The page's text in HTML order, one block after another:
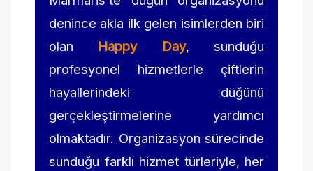
denince akla ilk gelen isimlerden biri
olan Happy Day, sunduğu
profesyonel hizmetlerle çiftlerin
hayallerindeki düğünü
gerçekleştirmelerine yardımcı
olmaktadır. Organizasyon sürecinde
sunduğu farklı hizmet türleriyle, her